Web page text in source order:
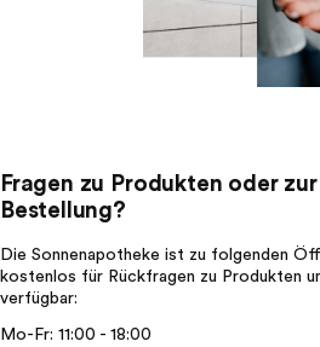
Fragen zu Produkten oder zur
Bestellung?
Die Sonnenapotheke ist zu folgenden
kostenlos für Rückfragen zu Produkten
verfügbar:
Mo-Fr: 11:00 - 18:00